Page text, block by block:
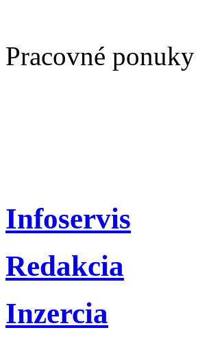
Pracovné ponuky
Infoservis
Redakcia
Inzercia